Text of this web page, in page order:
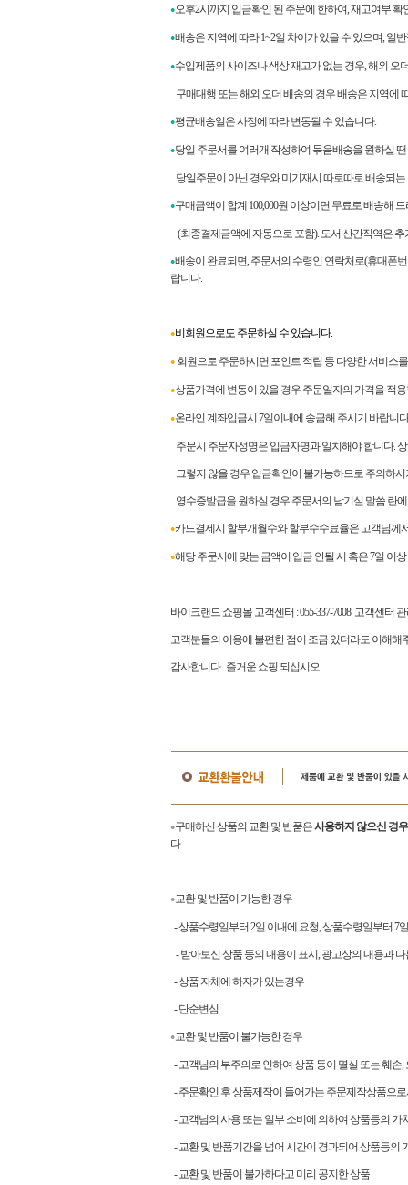
●오후2시까지 입금확인 된 주문에 한하여, 재고여부
●배송은 지역에 따라 1~2일 차이가 있을 수 있으며, 일
●수입제품의 사이즈나 색상 재고가 없는 경우, 해외 오
구매대행 또는 해외 오더 배송의 경우 배송은 지역에
●평균배송일은 사정에 따라 변동될 수 있습니다.
●당일 주문서를 여러개 작성하여 묶음배송을 원하실
당일주문이 아닌 경우와 미기재시 따로따로 배송되
●구매금액이 합계 100,000원 이상이면 무료로 배송해
(최종결제금액에 자동으로 포함). 도서 산간직역은
●배송이 완료되면, 주문서의 수령인 연락처로(휴대폰
랍니다.
●비회원으로도 주문하실 수 있습니다.
● 회원으로 주문하시면 포인트 적립 등 다양한 서비스
●상품가격에 변동이 있을 경우 주문일자의 가격을 적
●온라인 계좌입금시 7일이내에 송금해 주시기 바랍니
주문시 주문자성명은 입금자명과 일치해야 합니다.
그렇지 않을 경우 입금확인이 불가능하므로 주의하
영수증발급을 원하실 경우 주문서의 남기실 말씀 란
●카드결제시 할부개월수와 할부수수료율은 고객님께
●해당 주문서에 맞는 금액이 입금 안될 시 혹은 7일 이
바이크랜드 쇼핑몰 고객센터 : 055-337-7008 고객센터
고객분들의 이용에 불편한 점이 조금 있더라도 이해해
감사합니다. 즐거운 쇼핑 되십시오
●구매하신 상품의 교환 및 반품은사용하지 않으신 경
다.
●교환 및 반품이 가능한 경우
- 상품수령일부터 2일 이내에 요청, 상품수령일부터 7
- 받아보신 상품 등의 내용이 표시, 광고상의 내용과
- 상품 자체에 하자가 있는경우
- 단순변심
●교환 및 반품이 불가능한 경우
- 고객님의 부주의로 인하여 상품 등이 멸실 또는 훼
- 주문확인 후 상품제작이 들어가는 주문제작상품으
- 고객님의 사용 또는 일부 소비에 의하여 상품등의 가
- 교환 및 반품기간을 넘어 시간이 경과되어 상품등의
- 교환 및 반품이 불가하다고 미리 공지한 상품